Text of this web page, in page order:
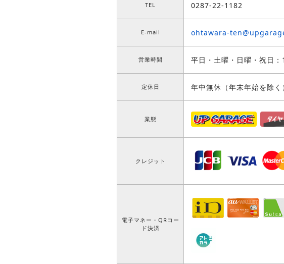
TEL 0287-22-1182
E-mail ohtawara-
営業時間 平日・土曜・日曜・祝日
定休日 年中無休（年末年始を除く
業態
クレジット
電子マネー・QRコー
ド決済